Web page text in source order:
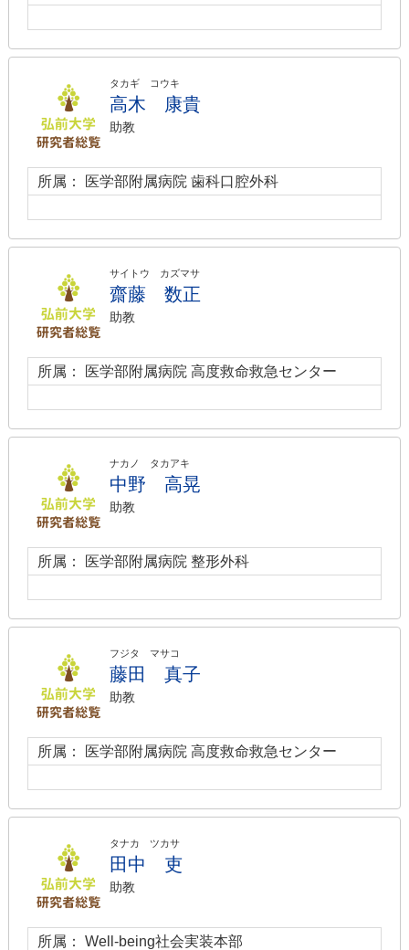
タカギ コウキ
高木 康貴
助教
所属： 医学部附属病院 歯科口腔外科
サイトウ カズマサ
齋藤 数正
助教
所属： 医学部附属病院 高度救命救急センター
ナカノ タカアキ
中野 高晃
助教
所属： 医学部附属病院 整形外科
フジタ マサコ
藤田 真子
助教
所属： 医学部附属病院 高度救命救急センター
タナカ ツカサ
田中 吏
助教
所属： Well-being社会実装本部